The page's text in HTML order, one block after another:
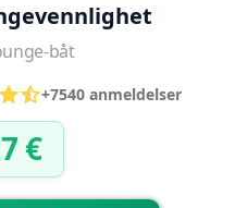
båt
+7540 anmeldelser
€